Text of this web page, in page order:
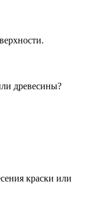
древесины?
краски или